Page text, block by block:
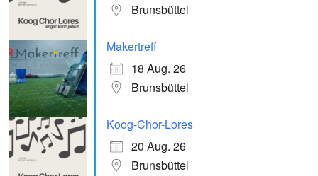
Brunsbüttel
Makertreff
18 Aug. 26
Brunsbüttel
Koog-Chor-Lores
20 Aug. 26
Brunsbüttel